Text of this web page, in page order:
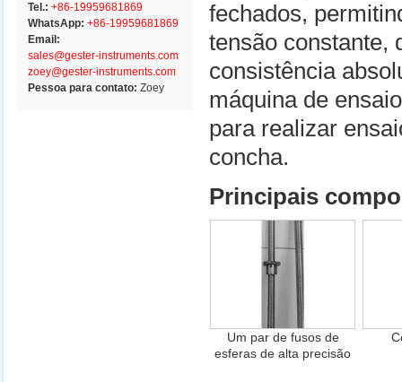
Tel.: +86-19959681869
WhatsApp: +86-19959681869
Email:
sales@gester-instruments.com
zoey@gester-instruments.com
Pessoa para contato:Zoey
fechados,
tensão constante,
consistência
máquina de
para realizar
concha.
Principais
Um par de fusos de
esferas de alta precisão